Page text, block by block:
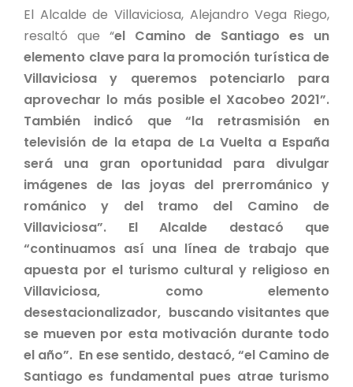
El Alcalde de Villaviciosa, Alejandro Vega Riego,
resaltó que “el Camino de Santiago es un
elemento clave para la promoción turística de
Villaviciosa y queremos potenciarlo para
aprovechar lo más posible el Xacobeo 2021”.
También indicó que “la retrasmisión en
televisión de la etapa de La Vuelta a España
será una gran oportunidad para divulgar
imágenes de las joyas del prerrománico y
románico y del tramo del Camino de
Villaviciosa”. El Alcalde destacó que
“continuamos así una línea de trabajo que
apuesta por el turismo cultural y religioso en
Villaviciosa, como elemento
desestacionalizador, buscando visitantes que
se mueven por esta motivación durante todo
el año”. En ese sentido, destacó, “el Camino de
Santiago es fundamental pues atrae turismo